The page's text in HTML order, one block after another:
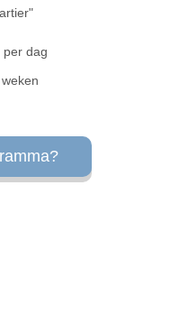
per dag